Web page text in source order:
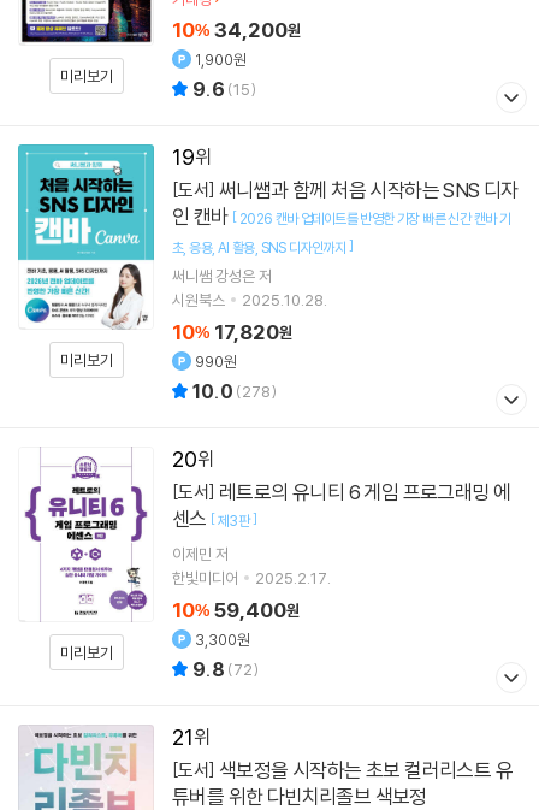
미리보기
10% 34,200원
1,900원
9.6 (15)
19
미리보기
[도서]
인 캔바 [ 2026 캔바 업데이트를 반영한 가장 빠른 신간 캔바 기
초 응용 AI 활용 SNS 디자인까지 ]
써니쌤 강성은저
시원북스
2025.10.28.
10% 17,820원
990원
10.0 (278)
20
미리보기
[도서]
센스 [제3판]
이제민 저
한빛미디어
2025.2.17.
10% 59,400원
3,300원
9.8 (72)
21
[도서]
튜버를 위한 다빈치리졸브 색보정